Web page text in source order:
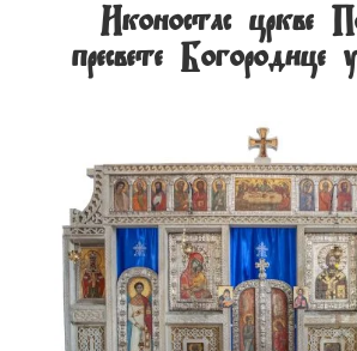
Иконостас цркве
пресвете